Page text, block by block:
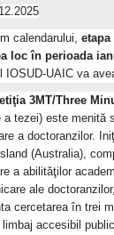
calendarului,
loc în perioada
IOSUD-UAIC va
3MT/Three
a tezei) este menită
a doctoranzilor.
(Australia),
a abilităţilor
ale
cercetarea în trei
accesibil